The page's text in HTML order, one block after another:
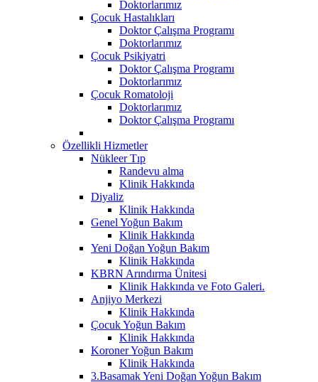
Doktorlarımız
Çocuk Hastalıkları
Doktor Çalışma Programı
Doktorlarımız
Çocuk Psikiyatri
Doktor Çalışma Programı
Doktorlarımız
Çocuk Romatoloji
Doktorlarımız
Doktor Çalışma Programı
Özellikli Hizmetler
Nükleer Tıp
Randevu alma
Klinik Hakkında
Diyaliz
Klinik Hakkında
Genel Yoğun Bakım
Klinik Hakkında
Yeni Doğan Yoğun Bakım
Klinik Hakkında
KBRN Arındırma Ünitesi
Klinik Hakkında ve Foto Galeri.
Anjiyo Merkezi
Klinik Hakkında
Çocuk Yoğun Bakım
Klinik Hakkında
Koroner Yoğun Bakım
Klinik Hakkında
3.Basamak Yeni Doğan Yoğun Bakım